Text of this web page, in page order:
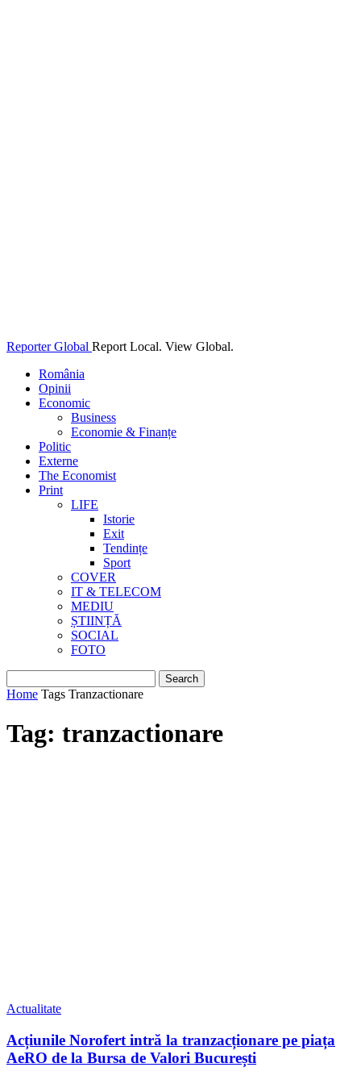
Reporter Global Report Local. View Global.
România
Opinii
Economic
Business
Economie & Finanțe
Politic
Externe
The Economist
Print
LIFE
Istorie
Exit
Tendințe
Sport
COVER
IT & TELECOM
MEDIU
ȘTIINȚĂ
SOCIAL
FOTO
Home Tags Tranzactionare
Tag: tranzactionare
Actualitate
Acțiunile Norofert intră la tranzacționare pe piața
AeRO de la Bursa de Valori București